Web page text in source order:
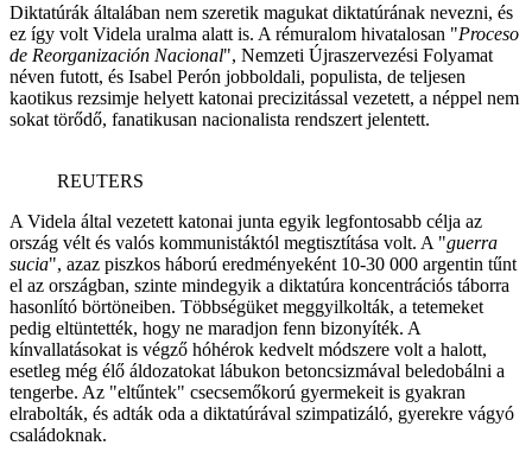
Diktatúrák általában nem szeretik magukat diktatúrának nevezni, és
ez így volt Videla uralma alatt is. A rémuralom hivatalosan "Proceso
de Reorganización Nacional", Nemzeti Újraszervezési Folyamat
néven futott, és Isabel Perón jobboldali, populista, de teljesen
kaotikus rezsimje helyett katonai precizitással vezetett, a néppel nem
sokat törődő, fanatikusan nacionalista rendszert jelentett.
REUTERS
A Videla által vezetett katonai junta egyik legfontosabb célja az
ország vélt és valós kommunistáktól megtisztítása volt. A "guerra
sucia", azaz piszkos háború eredményeként 10-30 000 argentin tűnt
el az országban, szinte mindegyik a diktatúra koncentrációs táborra
hasonlító börtöneiben. Többségüket meggyilkolták, a tetemeket
pedig eltüntették, hogy ne maradjon fenn bizonyíték. A
kínvallatásokat is végző hóhérok kedvelt módszere volt a halott,
esetleg még élő áldozatokat lábukon betoncsizmával beledobálni a
tengerbe. Az "eltűntek" csecsemőkorú gyermekeit is gyakran
elrabolták, és adták oda a diktatúrával szimpatizáló, gyerekre vágyó
családoknak.